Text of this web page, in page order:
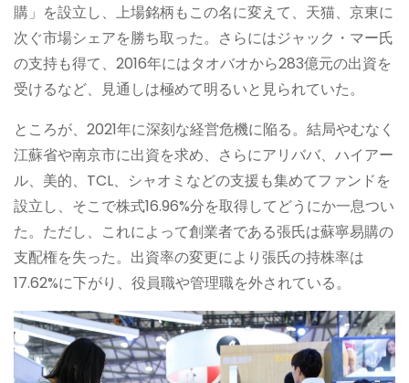
購」を設立し、上場銘柄もこの名に変えて、天猫、京東に
次ぐ市場シェアを勝ち取った。さらにはジャック・マー氏
の支持も得て、2016年にはタオバオから283億元の出資を
受けるなど、見通しは極めて明るいと見られていた。
ところが、2021年に深刻な経営危機に陥る。結局やむなく
江蘇省や南京市に出資を求め、さらにアリババ、ハイアー
ル、美的、TCL、シャオミなどの支援も集めてファンドを
設立し、そこで株式16.96%分を取得してどうにか一息つい
た。ただし、これによって創業者である張氏は蘇寧易購の
支配権を失った。出資率の変更により張氏の持株率は
17.62%に下がり、役員職や管理職を外されている。